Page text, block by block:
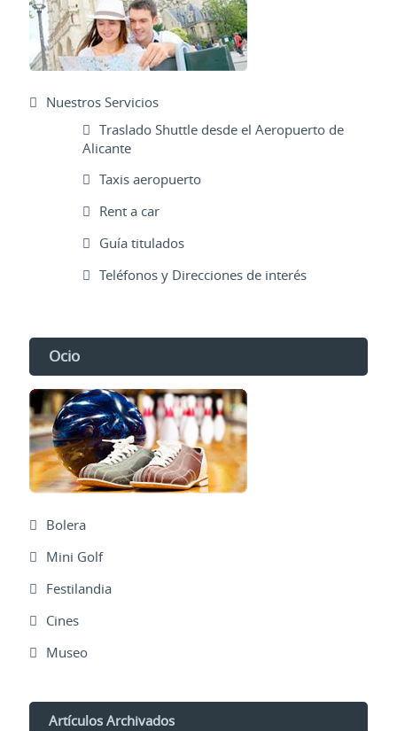
Nuestros Servicios
Traslado Shuttle desde el Aeropuerto de
Alicante
Taxis aeropuerto
Rent a car
Guía titulados
Teléfonos y Direcciones de interés
Ocio
Bolera
Mini Golf
Festilandia
Cines
Museo
Artículos Archivados